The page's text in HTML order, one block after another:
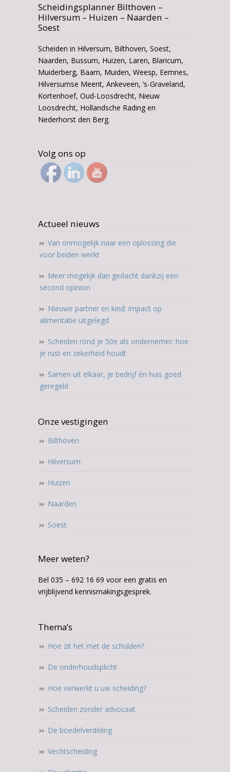
Scheidingsplanner Bilthoven –
Hilversum – Huizen – Naarden –
Soest
Scheiden in Hilversum, Bilthoven, Soest,
Naarden, Bussum, Huizen, Laren, Blaricum,
Muiderberg, Baarn, Muiden, Weesp, Eemnes,
Hilversumse Meent, Ankeveen, ‘s-Graveland,
Kortenhoef, Oud-Loosdrecht, Nieuw
Loosdrecht, Hollandsche Rading en
Nederhorst den Berg.
Volg ons op
Actueel nieuws
Van onmogelijk naar een oplossing die
voor beiden werkt
Meer mogelijk dan gedacht dankzij een
second opinion
Nieuwe partner en kind: impact op
alimentatie uitgelegd
Scheiden rond je 50e als ondernemer: hoe
je rust en zekerheid houdt
Samen uit elkaar, je bedrijf én huis goed
geregeld
Onze vestigingen
Bilthoven
Hilversum
Huizen
Naarden
Soest
Meer weten?
Bel 035 – 692 16 69 voor een gratis en
vrijblijvend kennismakingsgesprek.
Thema’s
Hoe zit het met de schulden?
De onderhoudsplicht
Hoe verwerkt u uw scheiding?
Scheiden zonder advocaat
De boedelverdeling
Vechtscheiding